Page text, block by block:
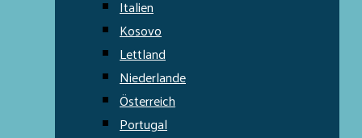
Italien
Kosovo
Lettland
Niederlande
Österreich
Portugal